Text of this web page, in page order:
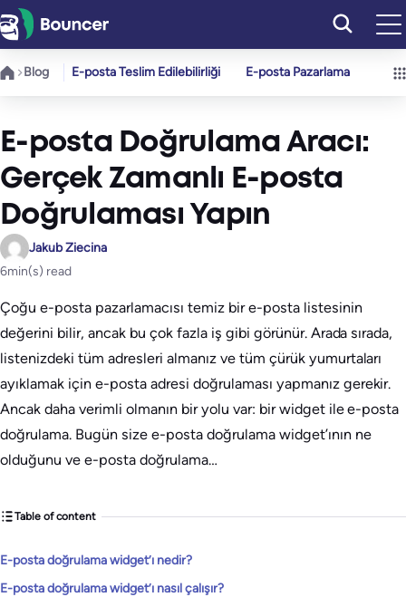
İçeriğe
geç
Blog E-posta Teslim Edilebilirliği E-posta Pazarlama
E-posta Doğrulama Aracı:
Gerçek Zamanlı E-posta
Doğrulaması Yapın
Jakub Ziecina
6min(s) read
Çoğu e-posta pazarlamacısı temiz bir e-posta listesinin
değerini bilir, ancak bu çok fazla iş gibi görünür. Arada sırada,
listenizdeki tüm adresleri almanız ve tüm çürük yumurtaları
ayıklamak için e-posta adresi doğrulaması yapmanız gerekir.
Ancak daha verimli olmanın bir yolu var: bir widget ile e-posta
doğrulama. Bugün size e-posta doğrulama widget’ının ne
olduğunu ve e-posta doğrulama…
Table of content
E-posta doğrulama widget’ı nedir?
E-posta doğrulama widget’ı nasıl çalışır?